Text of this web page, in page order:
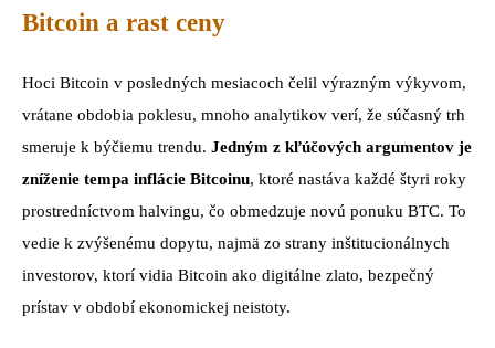
Bitcoin a rast ceny
Hoci Bitcoin v posledných mesiacoch čelil výrazným výkyvom,
vrátane obdobia poklesu, mnoho analytikov verí, že súčasný trh
smeruje k býčiemu trendu. Jedným z kľúčových argumentov je
zníženie tempa inflácie Bitcoinu, ktoré nastáva každé štyri roky
prostredníctvom halvingu, čo obmedzuje novú ponuku BTC. To
vedie k zvýšenému dopytu, najmä zo strany inštitucionálnych
investorov, ktorí vidia Bitcoin ako digitálne zlato, bezpečný
prístav v období ekonomickej neistoty.